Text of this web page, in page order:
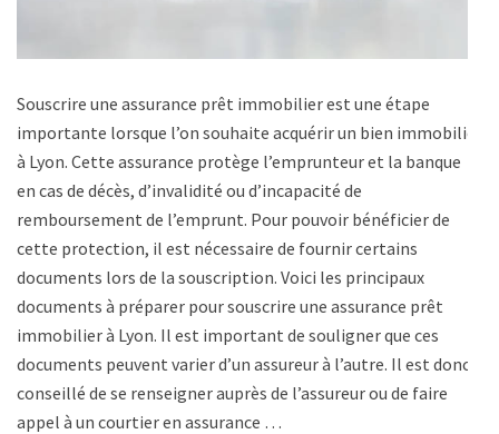
Souscrire une assurance prêt immobilier est une étape
importante lorsque l’on souhaite acquérir un bien immobilier
à Lyon. Cette assurance protège l’emprunteur et la banque
en cas de décès, d’invalidité ou d’incapacité de
remboursement de l’emprunt. Pour pouvoir bénéficier de
cette protection, il est nécessaire de fournir certains
documents lors de la souscription. Voici les principaux
documents à préparer pour souscrire une assurance prêt
immobilier à Lyon. Il est important de souligner que ces
documents peuvent varier d’un assureur à l’autre. Il est donc
conseillé de se renseigner auprès de l’assureur ou de faire
appel à un courtier en assurance …